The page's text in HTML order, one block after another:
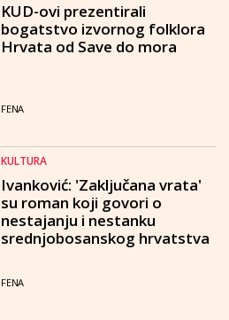
KUD-ovi prezentirali
bogatstvo izvornog folklora
Hrvata od Save do mora
FENA
KULTURA
Ivanković: 'Zaključana vrata'
su roman koji govori o
nestajanju i nestanku
srednjobosanskog hrvatstva
FENA